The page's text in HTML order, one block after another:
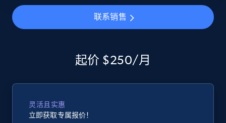
eBay - Gather data on products using
specified keywords
2.5K+ 359+ 立即开始
联系销售
起价 $250/月
灵活且实惠
立即获取专属报价！